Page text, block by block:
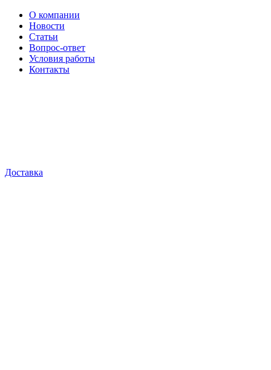
О компании
Новости
Статьи
Вопрос-ответ
Условия работы
Контакты
Доставка